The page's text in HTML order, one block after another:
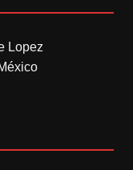
Lopez